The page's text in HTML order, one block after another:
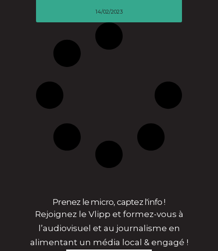
14/02/2023
Prenez le micro, captez l'info !
Rejoignez le Vlipp et formez-vous à
l’audiovisuel et au journalisme en
alimentant un média local & engagé !